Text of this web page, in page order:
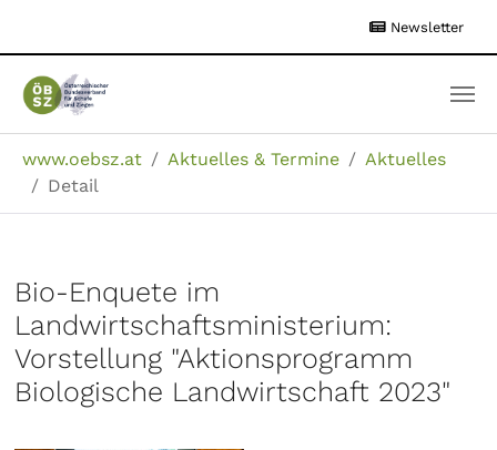
Newsletter
www.oebsz.at Aktuelles & Termine
Aktuelles
Detail
Bio-Enquete im
Landwirtschaftsministerium:
Vorstellung "Aktionsprogramm
Biologische Landwirtschaft 2023"